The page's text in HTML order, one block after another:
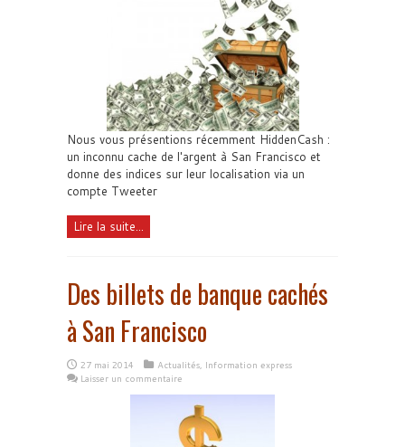
Nous vous présentions récemment HiddenCash :
un inconnu cache de l'argent à San Francisco et
donne des indices sur leur localisation via un
compte Tweeter
Lire la suite...
Des billets de banque cachés
à San Francisco
27 mai 2014 Actualités, Information express
Laisser un commentaire